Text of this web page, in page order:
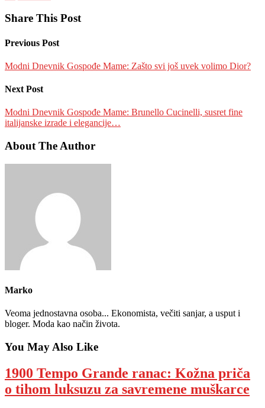
Share This Post
Previous Post
Modni Dnevnik Gospođe Mame: Zašto svi još uvek volimo Dior?
Next Post
Modni Dnevnik Gospođe Mame: Brunello Cucinelli, susret fine
italijanske izrade i elegancije…
About The Author
Marko
Veoma jednostavna osoba... Ekonomista, večiti sanjar, a usput i
bloger. Moda kao način života.
You May Also Like
1900 Tempo Grande ranac: Kožna priča
o tihom luksuzu za savremene muškarce